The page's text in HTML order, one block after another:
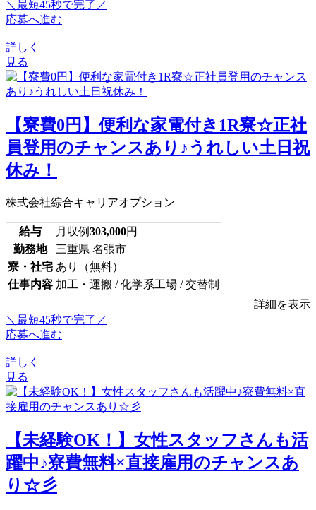
＼最短45秒で完了／
応募へ進む
詳しく
見る
【寮費0円】便利な家電付き1R寮☆正社
員登用のチャンスあり♪うれしい土日祝
休み！
株式会社綜合キャリアオプション
給与 月収例303,000円
勤務地
三重県 名張市
寮・社宅 あり（無料）
仕事内容 加工・運搬 / 化学系工場 / 交替制
詳細を表示
＼最短45秒で完了／
応募へ進む
詳しく
見る
【未経験OK！】女性スタッフさんも活
躍中♪寮費無料×直接雇用のチャンスあ
り☆彡